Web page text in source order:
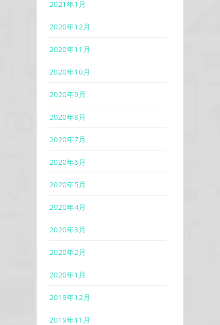
2021年1月
2020年12月
2020年11月
2020年10月
2020年9月
2020年8月
2020年7月
2020年6月
2020年5月
2020年4月
2020年3月
2020年2月
2020年1月
2019年12月
2019年11月